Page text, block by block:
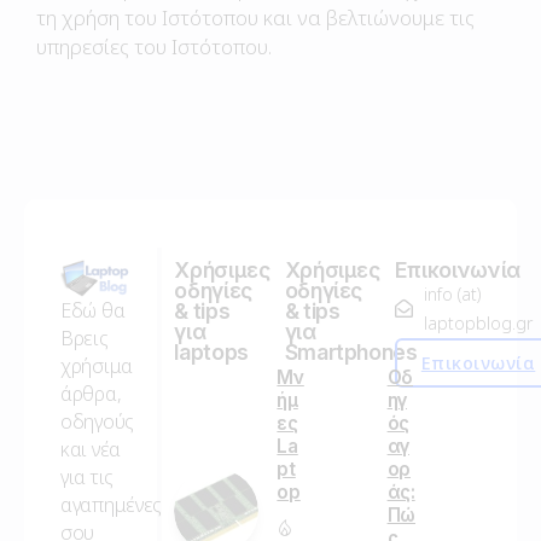
τη χρήση του Ιστότοπου και να βελτιώνουμε τις
υπηρεσίες του Ιστότοπου.
Εδώ θα
Βρεις
χρήσιμα
άρθρα,
οδηγούς
και νέα
για τις
αγαπημένες
σου
Χρήσιμες
οδηγίες
& tips
για
laptops
Μν
ήμ
ες
La
pt
op
Χρήσιμες
οδηγίες
& tips
για
Smartphones
Οδ
ηγ
ός
αγ
ορ
άς:
Πώ
Επικοινωνία
info (at)
laptopblog.gr
Επικοινωνία